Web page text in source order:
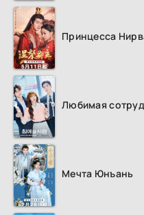
Принцесса
Любимая
Мечта Юнъань